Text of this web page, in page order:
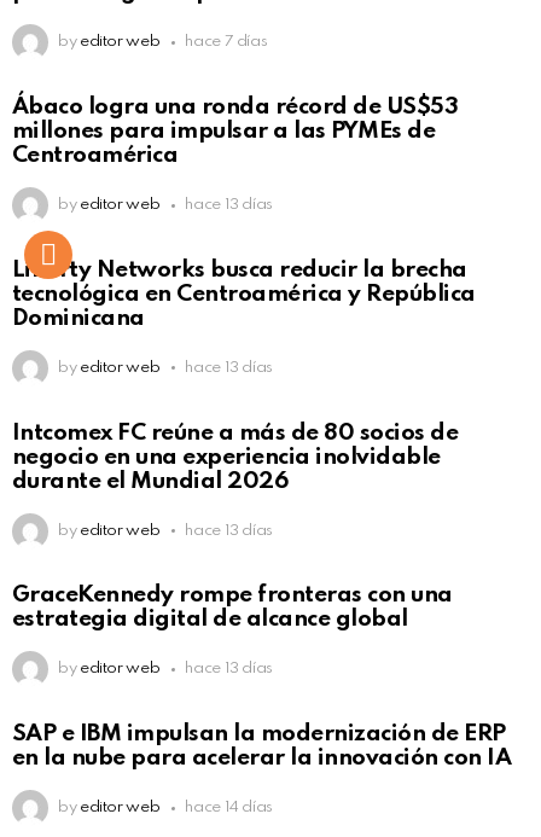
by editor web hace 7 días
Click to view this post
Ábaco logra una ronda récord de US$53
millones para impulsar a las PYMEs de
Centroamérica
by editor web hace 13 días
Liberty Networks busca reducir la brecha
tecnológica en Centroamérica y República
Dominicana
by editor web hace 13 días
Intcomex FC reúne a más de 80 socios de
negocio en una experiencia inolvidable
durante el Mundial 2026
by editor web hace 13 días
GraceKennedy rompe fronteras con una
estrategia digital de alcance global
by editor web hace 13 días
Click to view this post
SAP e IBM impulsan la modernización de ERP
en la nube para acelerar la innovación con IA
by editor web hace 14 días